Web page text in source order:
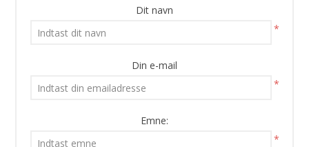
Dit navn
*
Din e-mail
*
Emne:
*